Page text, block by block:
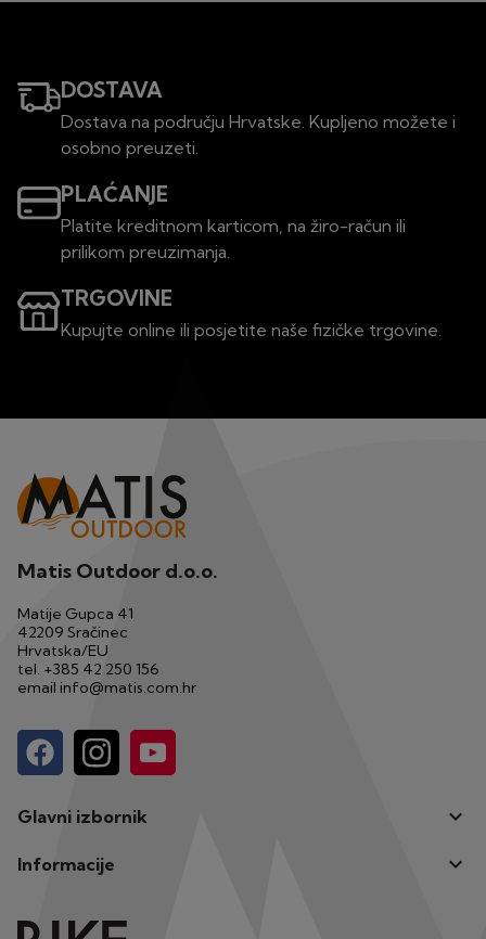
DOSTAVA
Dostava na području Hrvatske. Kupljeno možete i
osobno preuzeti.
PLAĆANJE
Platite kreditnom karticom, na žiro-račun ili
prilikom preuzimanja.
TRGOVINE
Kupujte online ili posjetite naše fizičke trgovine.
Matis Outdoor d.o.o.
Matije Gupca 41
42209 Sračinec
Hrvatska/EU
tel. +385 42 250 156
email info@matis.com.hr
Glavni izbornik 
Informacije 